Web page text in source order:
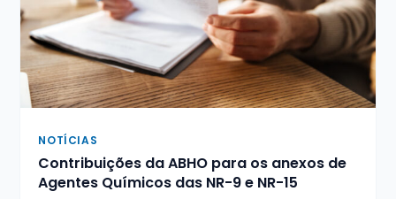
NOTÍCIAS
Contribuições da ABHO para os anexos de
Agentes Químicos das NR-9 e NR-15